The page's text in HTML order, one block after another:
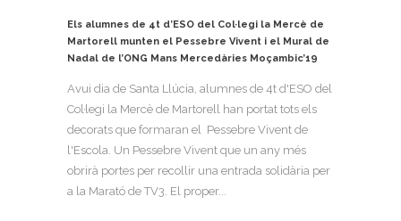
Els alumnes de 4t d’ESO del Col·legi la Mercè de
Martorell munten el Pessebre Vivent i el Mural de
Nadal de l’ONG Mans Mercedàries Moçambic’19
Avui dia de Santa Llúcia, alumnes de 4t d'ESO del
Col·legi la Mercè de Martorell han portat tots els
decorats que formaran el Pessebre Vivent de
l'Escola. Un Pessebre Vivent que un any més
obrirà portes per recollir una entrada solidària per
a la Marató de TV3. El proper...